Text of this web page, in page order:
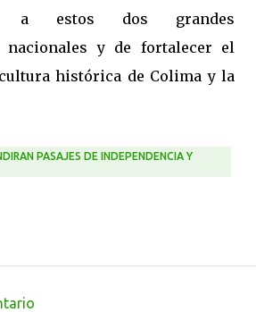
a estos dos grandes
nacionales y de fortalecer el
histórica de Colima y la
PASAJES DE INDEPENDENCIA Y